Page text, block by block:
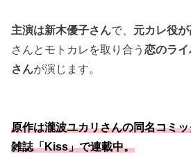
主演は新木優子さんで、 元カレ役
さんとモトカレを取り合う恋のラ
さんが演じます。
原作は瀧波ユカリさんの同名コミ
雑誌「Kiss」で連載中。